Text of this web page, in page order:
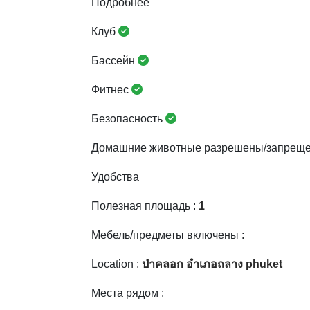
Клуб
Бассейн
Фитнес
Безопасность
Домашние животные разрешены/
Удобства
Полезная площадь : 1
Мебель/предметы включены :
Location : ป่าคลอก อำเภอถลาง phuket
Места рядом :